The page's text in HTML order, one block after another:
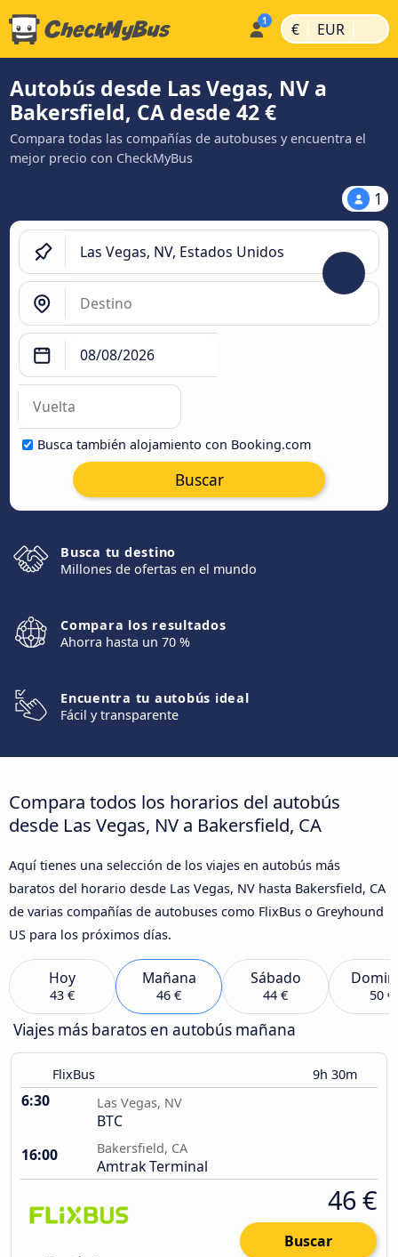
€ | EUR |
Autobús desde Las Vegas, NV a
Bakersfield, CA desde 42 €
Compara todas las compañías de autobuses y encuentra el
mejor precio con CheckMyBus
1
Busca también alojamiento con Booking.com
Buscar
Busca tu destino
Millones de ofertas en el mundo
Compara los resultados
Ahorra hasta un 70 %
Encuentra tu autobús ideal
Fácil y transparente
Compara todos los horarios del autobús
desde Las Vegas, NV a Bakersfield, CA
Aquí tienes una selección de los viajes en autobús más
baratos del horario desde Las Vegas, NV hasta Bakersfield, CA
de varias compañías de autobuses como FlixBus o Greyhound
US para los próximos días.
Hoy
43 €
Mañana
46 €
Sábado
44 € 50 €
Viajes más baratos en autobús mañana
FlixBus 9h 30m
6:30 Las Vegas, NV
BTC
16:00
Bakersfield, CA
Amtrak Terminal
46 €
Buscar